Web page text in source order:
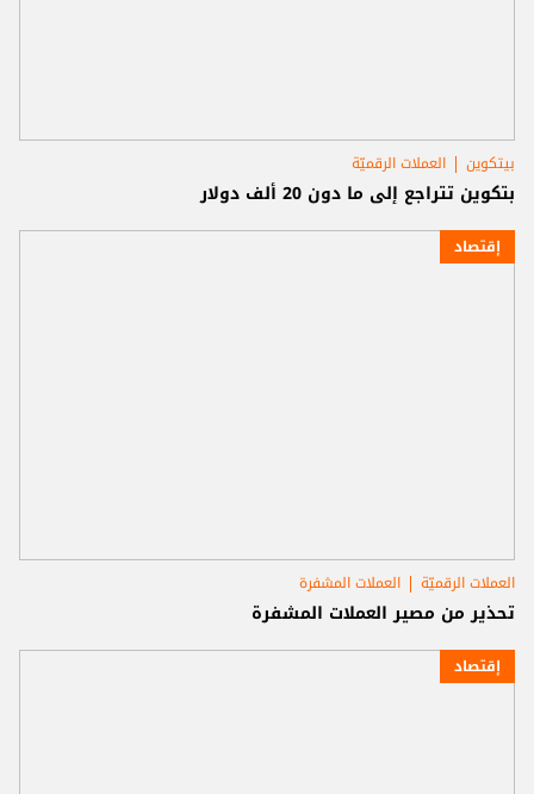
بيتكوين العملات الرقميّة
بتكوين تتراجع إلى ما دون 20 ألف دولار
إقتصاد
العملات الرقميّة العملات المشفرة
تحذير من مصير العملات المشفرة
إقتصاد